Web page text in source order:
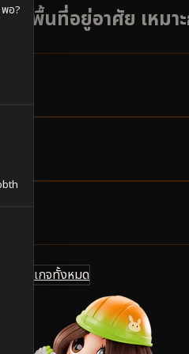
อ?ะพื้นที่อยู่อาศัย เหมา
ดูแพ็กเกจทั้งหมด